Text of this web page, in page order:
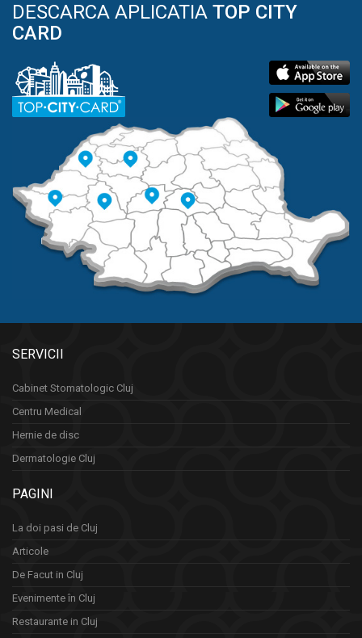
DESCARCA APLICATIA TOP CITY
CARD
SERVICII
Cabinet Stomatologic Cluj
Centru Medical
Hernie de disc
Dermatologie Cluj
PAGINI
La doi pasi de Cluj
Articole
De Facut in Cluj
Evenimente în Cluj
Restaurante in Cluj